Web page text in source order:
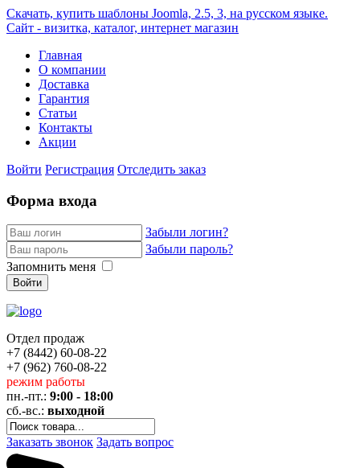
Скачать, купить шаблоны Joomla, 2.5, 3, на русском языке.
Сайт - визитка, каталог, интернет магазин
Главная
О компании
Доставка
Гарантия
Статьи
Контакты
Акции
Войти Регистрация Отследить заказ
Форма входа
Забыли логин?
Забыли пароль?
Запомнить меня
Войти
Отдел продаж
+7 (8442) 60-08-22
+7 (962) 760-08-22
режим работы
пн.-пт.: 9:00 - 18:00
сб.-вс.: выходной
Заказать звонок Задать вопрос